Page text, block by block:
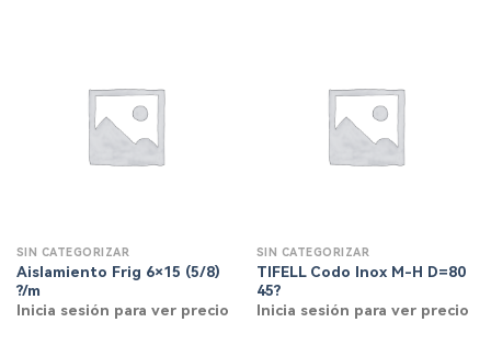
SIN CATEGORIZAR
Aislamiento Frig 6×15 (5/8)
?/m
Inicia sesión para ver precio
SIN CATEGORIZAR
TIFELL Codo Inox M-H D=80
45?
Inicia sesión para ver precio